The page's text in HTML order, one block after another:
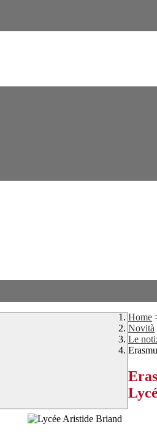
Home
Novità
Le